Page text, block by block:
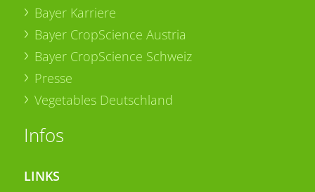
Bayer Karriere
Bayer CropScience Austria
Bayer CropScience Schweiz
Presse
Vegetables Deutschland
Infos
LINKS